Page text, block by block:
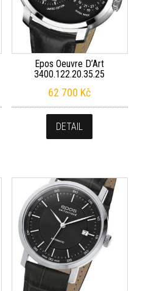
Epos Oeuvre D’Art
3400.122.20.35.25
62 700 Kč
DETAIL